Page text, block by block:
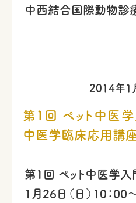
中西結合国際動物診
2014年1
第1回 ペット中医
中医学臨床応用講
第1回 ペット中医学
1月26日（日）10：00